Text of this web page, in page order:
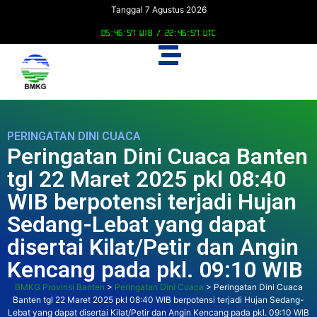
Tanggal 7 Agustus 2026
05:46:58 WIB / 22:46:58 UTC
PERINGATAN DINI CUACA
Peringatan Dini Cuaca Banten
tgl 22 Maret 2025 pkl 08:40
WIB berpotensi terjadi Hujan
Sedang-Lebat yang dapat
disertai Kilat/Petir dan Angin
Kencang pada pkl. 09:10 WIB
BMKG Provinsi Banten > Peringatan Dini Cuaca > Peringatan Dini Cuaca
Banten tgl 22 Maret 2025 pkl 08:40 WIB berpotensi terjadi Hujan Sedang-
Lebat yang dapat disertai Kilat/Petir dan Angin Kencang pada pkl. 09:10 WIB